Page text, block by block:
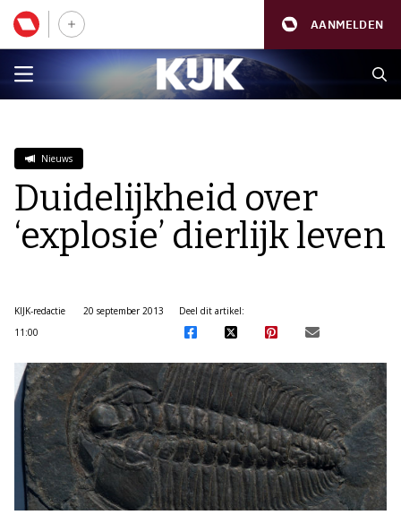
AANMELDEN
Nieuws
Duidelijkheid over
‘explosie’ dierlijk leven
KIJK-redactie
20 september 2013
11:00
Deel dit artikel: